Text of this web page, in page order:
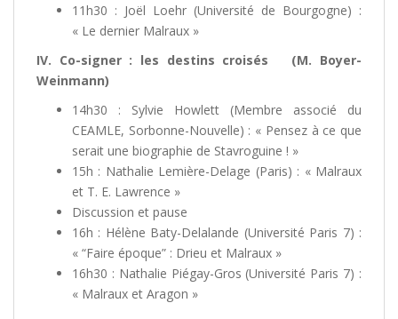
11h30 : Joël Loehr (Université de Bourgogne) :
« Le dernier Malraux »
IV. Co-signer : les destins croisés (M. Boyer-
Weinmann)
14h30 : Sylvie Howlett (Membre associé du
CEAMLE, Sorbonne-Nouvelle) : « Pensez à ce que
serait une biographie de Stavroguine ! »
15h : Nathalie Lemière-Delage (Paris) : « Malraux
et T. E. Lawrence »
Discussion et pause
16h : Hélène Baty-Delalande (Université Paris 7) :
« “Faire époque” : Drieu et Malraux »
16h30 : Nathalie Piégay-Gros (Université Paris 7) :
« Malraux et Aragon »